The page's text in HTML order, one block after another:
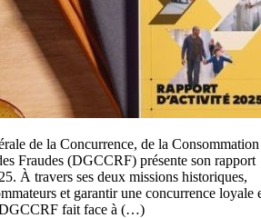
de la Concurrence, de la Consommation
Fraudes (DGCCRF) présente son rapport
À travers ses deux missions historiques,
et garantir une concurrence loyale
DGCCRF fait face à (…)